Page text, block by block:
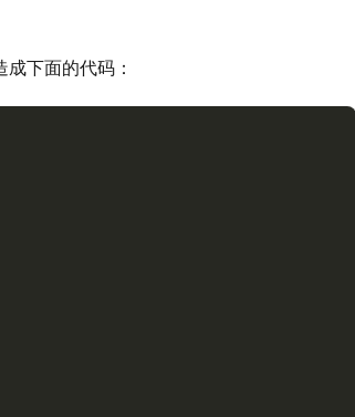
下面的代码：